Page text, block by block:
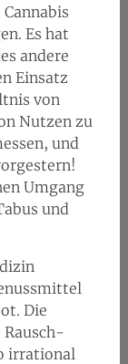
Es hat
andere
Einsatz
von
Nutzen zu
und
Umgang
und
Die
irrational